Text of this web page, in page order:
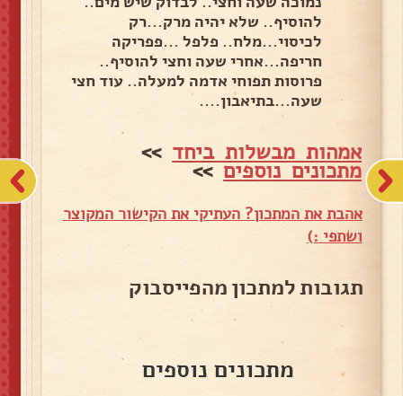
להוסיף.. שלא יהיה מרק...רק
לכיסוי...מלח.. פלפל ...פפריקה
חריפה...אחרי שעה וחצי להוסיף..
פרוסות תפוחי אדמה למעלה.. עוד חצי
שעה...בתיאבון....
אמהות מבשלות ביחד >>
מתכונים נוספים>>
אהבת את המתכון? העתיקי את הקישור המקוצר
ושתפי :)
תגובות למתכון מהפייסבוק
מתכונים נוספים